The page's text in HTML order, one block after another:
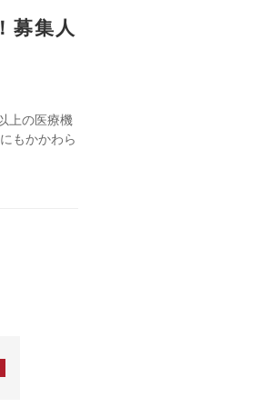
募集人
上の医療機
もかかわら